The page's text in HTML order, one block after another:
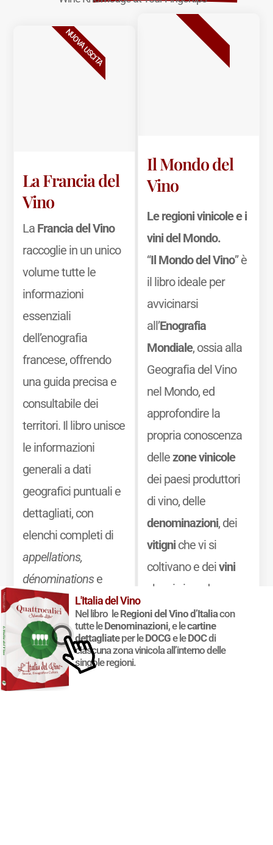
La Francia del
Vino
La Francia del Vino
raccoglie in un unico
volume tutte le
informazioni
essenziali
dell’enografia
francese, offrendo
una guida precisa e
consultabile dei
territori. Il libro unisce
le informazioni
generali a dati
geografici puntuali e
dettagliati, con
elenchi completi di
appellations,
dénominationse
classements, oltre a
una sintesi chiara
delle principali
caratteristiche
organolettiche dei
NUOVA USCITA
Il Mondo del
Vino
Le regioni vinicole e i
vini del Mondo.
“Il Mondo del Vino” è
il libro ideale per
avvicinarsi
all’Enografia
Mondiale, ossia alla
Geografia del Vino
nel Mondo, ed
approfondire la
propria conoscenza
dellezone vinicole
dei paesi produttori
di vino, delle
denominazioni, dei
vitigniche vi si
coltivano e deivini
che vi si producono.
Mostra di più
BESTSELLER
L'Italia del Vino
Nel libro leRegioni del Vino d’Italiacon
tutte leDenominazioni, e lecartine
dettagliateper leDOCGe leDOCdi
ciascuna zona vinicola all’interno delle
singole regioni.